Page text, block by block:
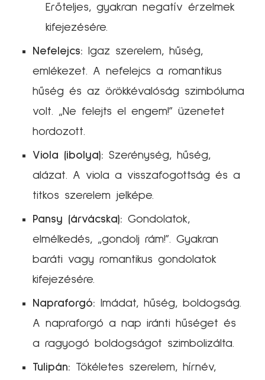
Erőteljes, gyakran negatív érzelmek
kifejezésére.
Nefelejcs: Igaz szerelem, hűség,
emlékezet. A nefelejcs a romantikus
hűség és az örökkévalóság szimbóluma
volt. „Ne felejts el engem!” üzenetet
hordozott.
Viola (ibolya): Szerénység, hűség,
alázat. A viola a visszafogottság és a
titkos szerelem jelképe.
Pansy (árvácska): Gondolatok,
elmélkedés, „gondolj rám!”. Gyakran
baráti vagy romantikus gondolatok
kifejezésére.
Napraforgó: Imádat, hűség, boldogság.
A napraforgó a nap iránti hűséget és
a ragyogó boldogságot szimbolizálta.
Tulipán: Tökéletes szerelem, hírnév,